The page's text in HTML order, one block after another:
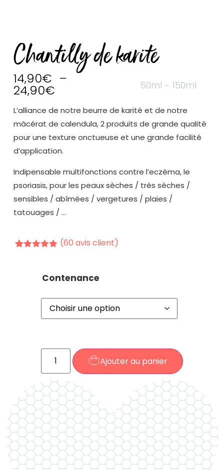
Chantilly de karité
14,90€ –
24,90€ 50ml - 150ml
L’alliance de notre beurre de karité et de notre
mâcérat de calendula, 2 produits de grande qualité
pour une texture onctueuse et une grande facilité
d’application.
Indipensable multifonctions contre l’eczéma, le
psoriasis, pour les peaux sèches / très sèches /
sensibles / abîmées / vergetures / plaies /
tatouages / …
notations
(60 avis client)
Contenance
Ajouter au panier